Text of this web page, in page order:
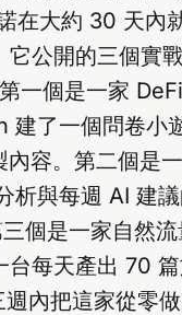
在大約 30 天內
公開的三個實
一個是一家
了一個問卷小
容。第二個是
與每週 AI 建
個是一家自然
每天產出 70
內把這家從零